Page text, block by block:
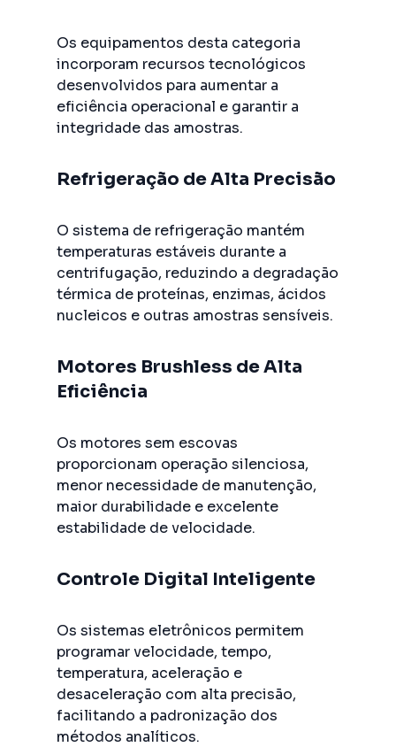
Os equipamentos desta categoria
incorporam recursos tecnológicos
desenvolvidos para aumentar a
eficiência operacional e garantir a
integridade das amostras.
Refrigeração de Alta Precisão
O sistema de refrigeração mantém
temperaturas estáveis durante a
centrifugação, reduzindo a degradação
térmica de proteínas, enzimas, ácidos
nucleicos e outras amostras sensíveis.
Motores Brushless de Alta
Eficiência
Os motores sem escovas
proporcionam operação silenciosa,
menor necessidade de manutenção,
maior durabilidade e excelente
estabilidade de velocidade.
Controle Digital Inteligente
Os sistemas eletrônicos permitem
programar velocidade, tempo,
temperatura, aceleração e
desaceleração com alta precisão,
facilitando a padronização dos
métodos analíticos.